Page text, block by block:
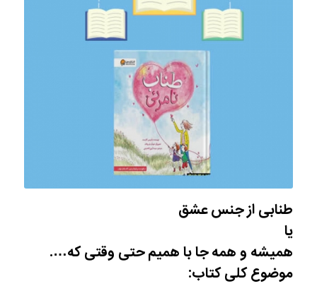
طنابی از جنس عشق
یا
همیشه و همه جا با همیم حتی وقتی که….
موضوع کلی کتاب: